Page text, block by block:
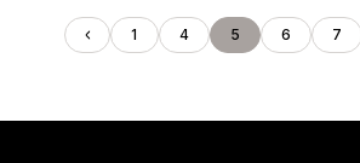
1 4 5 6 7